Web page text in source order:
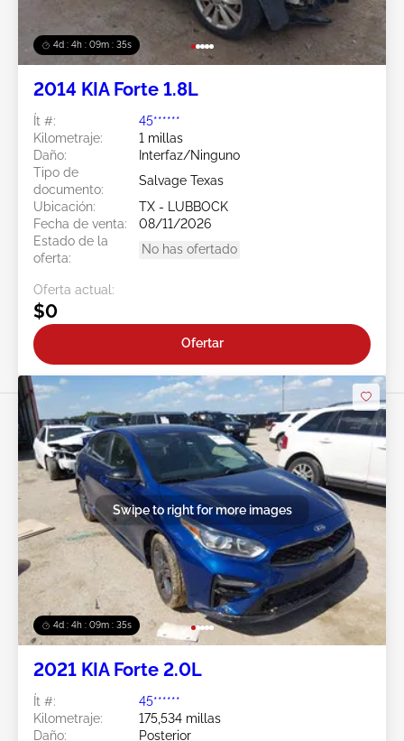
4d : 4h : 09m : 33s
2014 KIA Forte 1.8L
Ít #:
45******
Kilometraje:
1 millas
Daño:
Interfaz/Ninguno
Tipo de
documento:
Salvage Texas
Ubicación:
TX - LUBBOCK
Fecha de venta:
08/11/2026
Estado de la
oferta:
No has ofertado
Oferta actual:
$0
Ofertar
4d : 4h : 09m : 33s
Swipe to right for more images
2021 KIA Forte 2.0L
Ít #:
45******
Kilometraje:
175,534 millas
Daño:
Posterior